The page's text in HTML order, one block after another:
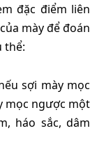
đặc điểm liên
mày để đoán
thể:
sợi mày mọc
mọc ngược một
háo sắc, dâm